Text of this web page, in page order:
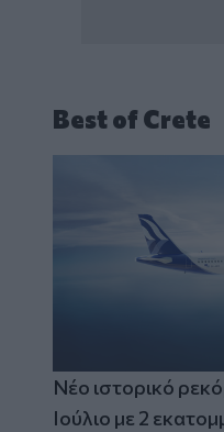
Best of Crete
Νέο ιστορικό
Ιούλιο με 2